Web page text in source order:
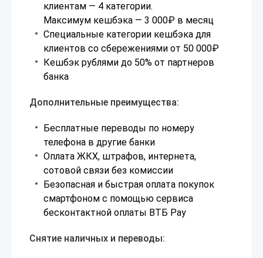
клиентам — 4 категории.
Максимум кешбэка — 3 000₽ в месяц
Специальные категории кешбэка для
клиентов со сбережениями от 50 000₽
Кешбэк рублями до 50% от партнеров
банка
Дополнительные преимущества:
Бесплатные переводы по номеру
телефона в другие банки
Оплата ЖКХ, штрафов, интернета,
сотовой связи без комиссии
Безопасная и быстрая оплата покупок
смартфоном с помощью сервиса
бесконтактной оплаты ВТБ Pay
Снятие наличных и переводы: